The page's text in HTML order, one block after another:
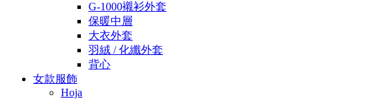
G-1000襯衫外套
保暖中層
大衣外套
羽絨 / 化纖外套
背心
女款服飾
Hoja